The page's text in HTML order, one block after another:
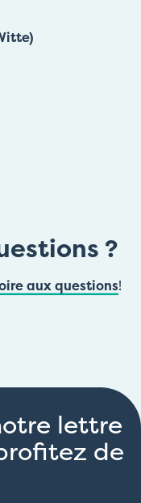
?
aux questions!
lettre
de